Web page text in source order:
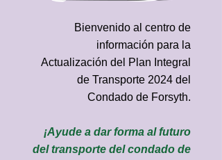
Bienvenido al centro de
información para la
Actualización del Plan Integral
de Transporte 2024 del
Condado de Forsyth.
¡Ayude a dar forma al futuro
del transporte del condado de